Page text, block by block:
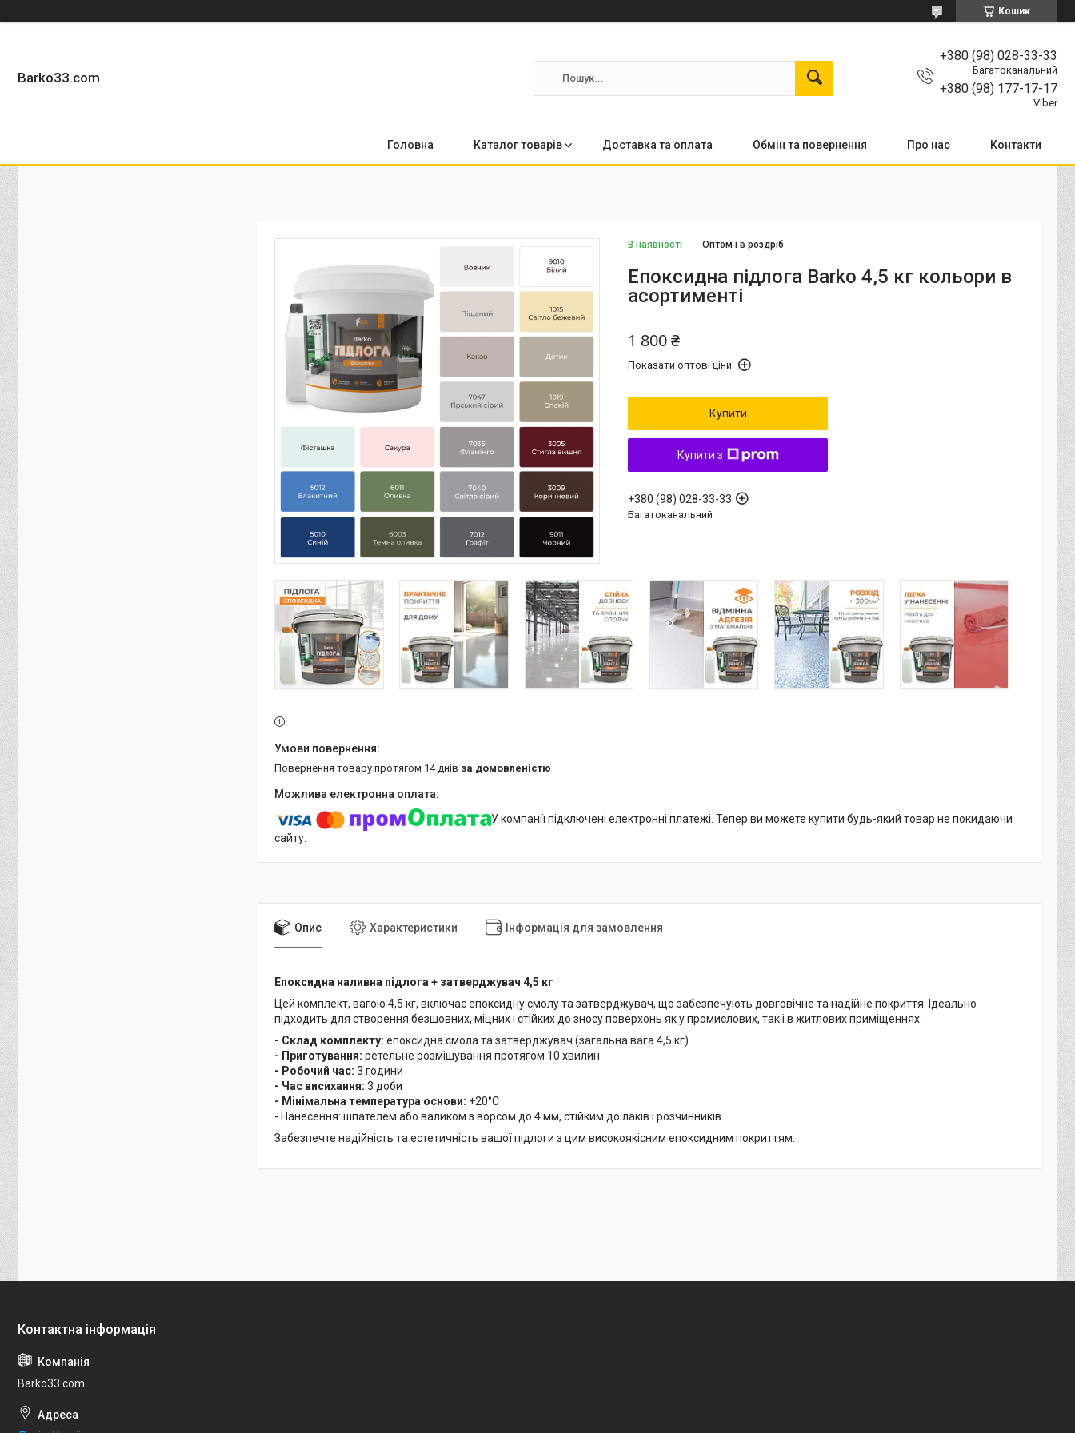
Кошик
Barko33.com
+380 (98) 028-33-33
Багатоканальний
+380 (98) 177-17-17
Viber
Головна Каталог товарів Доставка та оплата Обмін та повернення Про нас Контакти
В наявності Оптом і в роздріб
Епоксидна підлога Barko 4,5 кг кольори в
асортименті
1 800 ₴
Показати оптові ціни
Купити
Купити з
+380 (98) 028-33-33
Багатоканальний
повернення товару протягом 14 днів за домовленістю
У компанії підключені електронні платежі. Тепер ви можете купити будь-який товар не покидаючи
сайту.
Опис Характеристики Інформація для замовлення
Епоксидна наливна підлога + затверджувач 4,5 кг
Цей комплект, вагою 4,5 кг, включає епоксидну смолу та затверджувач, що забезпечують довговічне та надійне покриття. Ідеально
підходить для створення безшовних, міцних і стійких до зносу поверхонь як у промислових, так і в житлових приміщеннях.
- Склад комплекту: епоксидна смола та затверджувач (загальна вага 4,5 кг)
- Приготування: ретельне розмішування протягом 10 хвилин
- Робочий час: 3 години
- Час висихання: 3 доби
- Мінімальна температура основи: +20°C
- Нанесення: шпателем або валиком з ворсом до 4 мм, стійким до лаків і розчинників
Забезпечте надійність та естетичність вашої підлоги з цим високоякісним епоксидним покриттям.
Barko33.com